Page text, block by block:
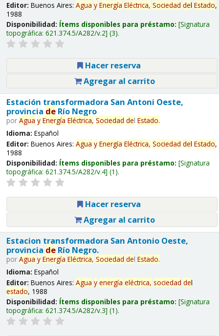
Editor: Buenos Aires: Agua y Energía Eléctrica, Sociedad del Estado,
1988
Disponibilidad: Ítems disponibles para préstamo: Signatura
topográfica: 621.374.5/A282/v.2 (3).
Hacer reserva
Agregar al carrito
Estación transformadora San Antoni Oeste,
provincia deRío Negro
por Agua y Energía Eléctrica, Sociedad del Estado.
Idioma: Español
Editor: Buenos Aires: Agua y Energía Eléctrica, Sociedad del Estado,
1988
Disponibilidad: Ítems disponibles para préstamo: Signatura
topográfica: 621.374.5/A282/v.4 (1).
Hacer reserva
Agregar al carrito
Estacion transformadora San Antonio Oeste,
provincia deRío Negro.
por Agua y Energía Eléctrica, Sociedad del Estado.
Idioma: Español
Editor: Buenos Aires: Agua y energía eléctrica, sociedad del
estado, 1988
Disponibilidad: Ítems disponibles para préstamo: Signatura
topográfica: 621.374.5/A282/v.3 (1).